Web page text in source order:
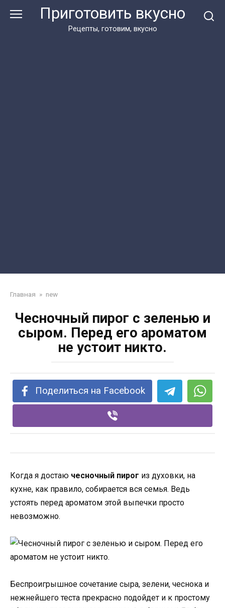
Приготовить вкусно
Рецепты, готовим, вкусно
Главная » new
Чесночный пирог с зеленью и
сыром. Перед его ароматом
не устоит никто.
Поделиться на Facebook
Когда я достаю чесночный пирог из духовки, на
кухне, как правило, собирается вся семья. Ведь
устоять перед ароматом этой выпечки просто
невозможно.
Беспроигрышное сочетание сыра, зелени, чеснока и
нежнейшего теста прекрасно подойдет и к простому